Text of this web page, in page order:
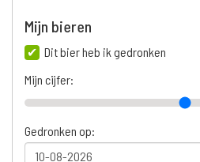
Mijn bieren
Dit bier heb ik gedronken
Mijn cijfer:
Gedronken op: